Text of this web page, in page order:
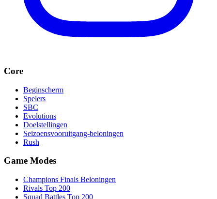
Core
Beginscherm
Spelers
SBC
Evolutions
Doelstellingen
Seizoensvooruitgang-beloningen
Rush
Game Modes
Champions Finals Beloningen
Rivals Top 200
Squad Battles Top 200